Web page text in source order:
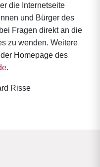
die Internetseite
und Bürger des
Fragen direkt an die
zu wenden. Weitere
Homepage des
.
Risse